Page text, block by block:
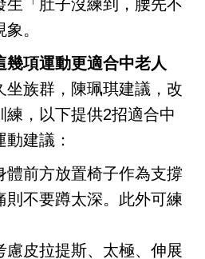
生「肚子沒練到，腰先不
。
項運動更適合中老人
坐族群，陳珮琪建議，改
練，以下提供2招適合中
建議：
體前方放置椅子作為支撐
則不要蹲太深。此外可練
慮皮拉提斯、太極、伸展